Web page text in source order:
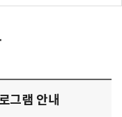
그램 안내